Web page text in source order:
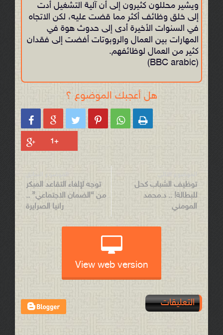
ويشير محللون كثيرون إلى أن آلية التشغيل أدت
إلى خلق وظائف أكثر مما قضت عليه، لكن الاتجاه
في السنوات الأخيرة أدى إلى حدوث هوة في
المهارات بين العمال والروبوتات أفضت إلى فقدان
كثير من العمال لوظائفهم.
(BBC arabic)
هل أعجبك الموضوع ؟
     
الموضوع التالي
توظيف الشباب كحل
للبطالة! .. د.محمد
المومني
الموضوع السابق
توجه لإلغاء التقاعد المبكر
من “الضمان الاجتماعي” ..
رانيا الصرايرة
View web version
التعليقات